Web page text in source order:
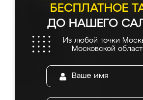
БЕСПЛАТНОЕ
ДО НАШЕГО
Из любой точки
Московской